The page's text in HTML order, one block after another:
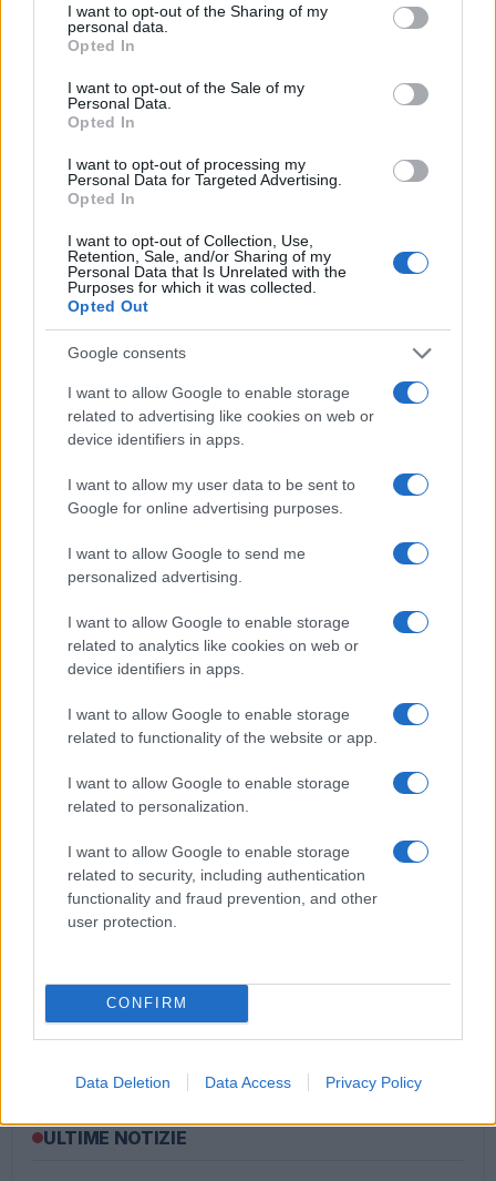
not limited to your visit or usage behaviour. You may click to
grant or deny consent to Google and its third-party tags to
use your data for below specified purposes in below Google
consent section.
I want to opt-out of the Sharing of my
personal data.
Opted In
I want to opt-out of the Sale of my
Personal Data.
Opted In
I want to opt-out of processing my
Personal Data for Targeted Advertising.
Opted In
I want to opt-out of Collection, Use,
Retention, Sale, and/or Sharing of my
Personal Data that Is Unrelated with the
Purposes for which it was collected.
Opted Out
Google consents
I want to allow Google to enable storage
related to advertising like cookies on web or
device identifiers in apps.
I want to allow my user data to be sent to
Google for online advertising purposes.
I want to allow Google to send me
personalized advertising.
I want to allow Google to enable storage
related to analytics like cookies on web or
device identifiers in apps.
I want to allow Google to enable storage
related to functionality of the website or app.
I want to allow Google to enable storage
related to personalization.
I want to allow Google to enable storage
related to security, including authentication
functionality and fraud prevention, and other
user protection.
CONFIRM
Data Deletion Data Access Privacy Policy
POTREBBE INTERESSARTI
Circoncisione rituale in casa –
8 anni fa
Tragedia in piscina a
bimbo di 5 anni scuote la
comunità
2 settimane fa
Monterotondo
ARTICOLI CORRELATI
Circoncisione rituale in casa – muore bambino
nigeriano, un altro è grave
Tragedia in piscina a Monterotondo: la morte di un
bimbo di 5 anni scuote la comunità
Tragedia a Monterotondo: un bambino muore in un
centro estivo, il dibattito sulla sicurezza si riaccende
ULTIME NOTIZIE